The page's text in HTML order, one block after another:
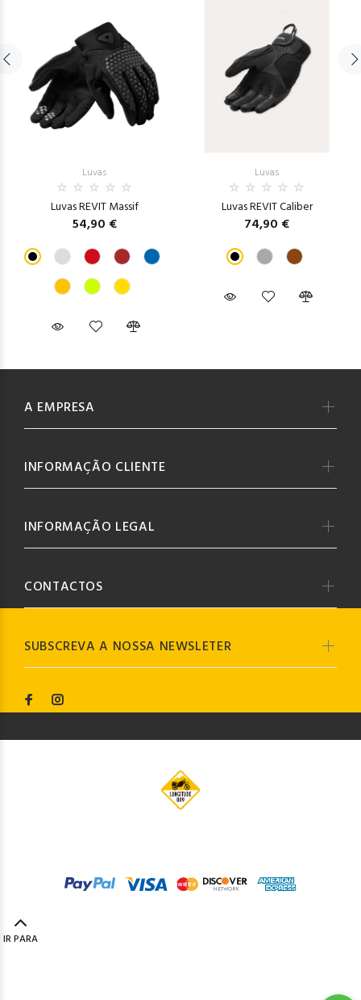
Luvas
Luvas REVIT Massif
54,90 €
Luvas
Luvas REVIT Caliber
74,90 €
SUBSCREVA A NOSSA NEWSLETER
A EMPRESA
INFORMAÇÃO CLIENTE
INFORMAÇÃO LEGAL
CONTACTOS
IR PARA